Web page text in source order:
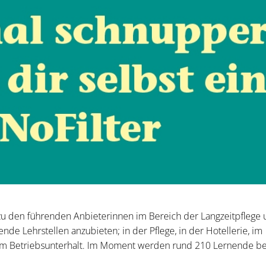
den führenden Anbieterinnen im Bereich der Langzeitpflege
Lehrstellen anzubieten; in der Pflege, in der Hotellerie, im
Betriebsunterhalt. Im Moment werden rund 210 Lernende